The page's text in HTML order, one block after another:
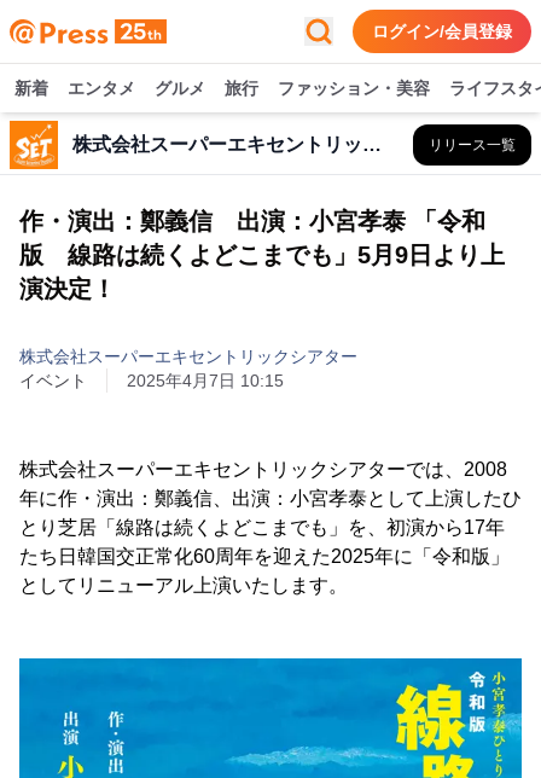
ログイン/会員登録
新着 エンタメ グルメ 旅行 ファッション・美容 ライフスタ
株式会社スーパーエキセントリックシアター リリース一覧
作・演出：鄭義信 出演：小宮孝泰 「令和
版 線路は続くよどこまでも」5月9日より上
演決定！
株式会社スーパーエキセントリックシアター
イベント
2025年4月7日 10:15
株式会社スーパーエキセントリックシアターでは、2008
年に作・演出：鄭義信、出演：小宮孝泰として上演したひ
とり芝居「線路は続くよどこまでも」を、初演から17年
たち日韓国交正常化60周年を迎えた2025年に「令和版」
としてリニューアル上演いたします。